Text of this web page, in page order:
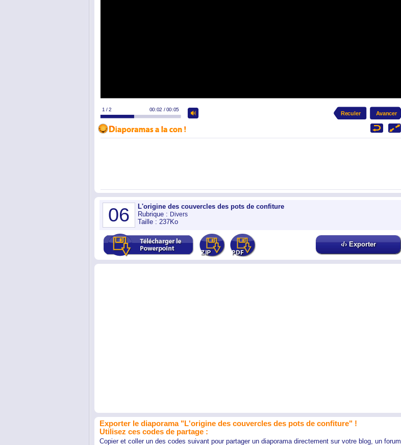
06
L'origine des couvercles des pots de confiture
Rubrique : Divers
Taille : 237Ko
‹/› Exporter
Exporter le diaporama "L'origine des couvercles des pots de confiture" !
Utilisez ces codes de partage :
Copier et coller un des codes suivant pour partager un diaporama directement sur votre blog, un forum